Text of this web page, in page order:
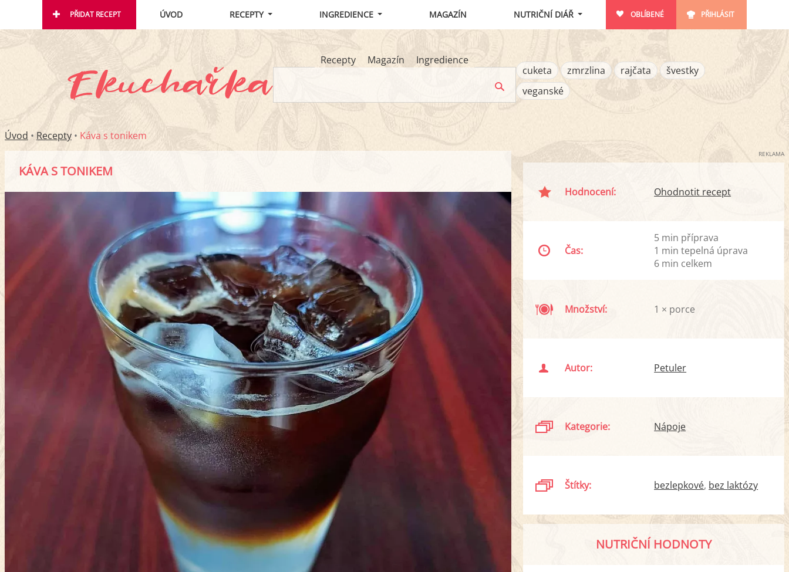
PŘIDAT RECEPT ÚVOD RECEPTY INGREDIENCE MAGAZÍN NUTRIČNÍ DIÁŘ OBLÍBENÉ PŘIHLÁSIT
Recepty Magazín
Ingredience
cuketa
zmrzlina rajčata
švestky
veganské
Úvod • Recepty • Káva s tonikem
KÁVA S TONIKEM
REKLAMA
Hodnocení: Ohodnotit recept
Čas:
5 min příprava
1 min tepelná úprava
6 min celkem
Množství: 1 × porce
Autor: Petuler
Kategorie: Nápoje
Štítky: bezlepkové bez laktózy
NUTRIČNÍ HODNOTY